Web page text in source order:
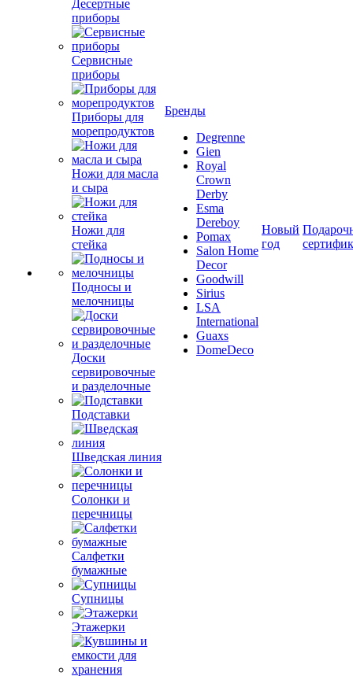
Десертные
приборы
Сервисные
приборы
Приборы для
морепродуктов
Ножи для масла
и сыра
Ножи для
стейка
Подносы и
мелочницы
Доски
сервировочные
и разделочные
Подставки
Шведская линия
Солонки и
перечницы
Салфетки
бумажные
Супницы
Этажерки
Бренды
Degrenne
Gien
Royal
Crown
Derby
Esma
Dereboy
Pomax
Salon Home
Decor
Goodwill
Sirius
LSA
International
Guaxs
DomeDeco
Новый
год